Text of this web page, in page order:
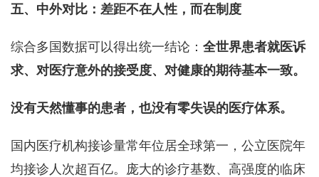
五、中外对比：差距不在人性，而在制度
综合多国数据可以得出统一结论： 全世界患者就医诉
求、对医疗意外的接受度、对健康的期待基本一致。
没有天然懂事的患者，也没有零失误的医疗体系。
国内医疗机构接诊量常年位居全球第一，公立医院年
均接诊人次超百亿。庞大的诊疗基数、高强度的临床